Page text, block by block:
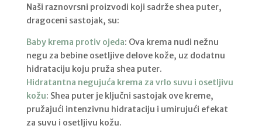
Naši raznovrsni proizvodi koji sadrže shea puter,
dragoceni sastojak, su:
Baby krema protiv ojeda: Ova krema nudi nežnu
negu za bebine osetljive delove kože, uz dodatnu
hidrataciju koju pruža shea puter.
Hidratantna negujuća krema za vrlo suvu i osetljivu
kožu: Shea puter je ključni sastojak ove kreme,
pružajući intenzivnu hidrataciju i umirujući efekat
za suvu i osetljivu kožu.